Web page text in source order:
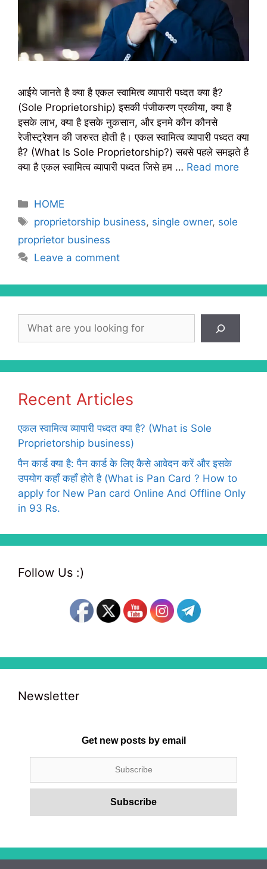
आईये जानते है क्या है एकल स्वामित्व व्यापारी पध्दत क्या है?
(Sole Proprietorship) इसकी पंजीकरण प्रकीया, क्या है
इसके लाभ, क्या है इसके नुकसान, और इनमे कौन कौनसे
रेजीस्ट्रेशन की जरुरत होती है। एकल स्वामित्व व्यापारी पध्दत क्या
है? (What Is Sole Proprietorship?) सबसे पहले समझते है
क्या है एकल स्वामित्व व्यापारी पध्दत जिसे हम … Read more
Categories
HOME
Tags
proprietorship business, single owner, sole
proprietor business
Leave a comment
Search
Recent Articles
एकल स्वामित्व व्यापारी पध्दत क्या है? (What is Sole
Proprietorship business)
पैन कार्ड क्या है: पैन कार्ड के लिए कैसे आवेदन करें और इसके
उपयोग कहाँ कहाँ होते है (What is Pan Card ? How to
apply for New Pan card Online And Offline Only
in 93 Rs.
Follow Us :)
Newsletter
Get new posts by email